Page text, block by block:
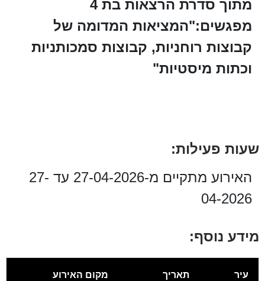
מתוך סדרת הרצאות בת 4
מפגשים:"המציאות המדומה של
קבוצות רוחניות, קבוצות סמכותניות
וכתות מיסטיות"
שעות פעילות:
האירוע מתקיים מ-27-04-2026 עד 27-
04-2026
מידע נוסף:
עיר תאריך מקום האירוע